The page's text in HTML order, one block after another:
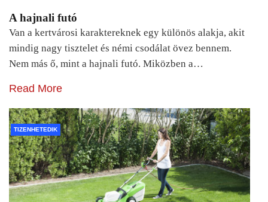
A hajnali futó
Van a kertvárosi karaktereknek egy különös alakja, akit
mindig nagy tisztelet és némi csodálat övez bennem.
Nem más ő, mint a hajnali futó. Miközben a…
Read More
TIZENHETEDIK